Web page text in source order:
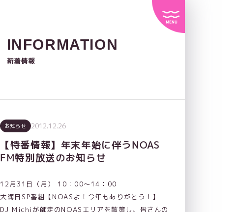
INFORMATION
新着情報
お知らせ 2012.12.26
【特番情報】年末年始に伴うNOAS
FM特別放送のお知らせ
12月31日（月） 10：00～14：00
大晦日SP番組【NOASよ！今年もありがとう！】
DJ Michiが師走のNOASエリアを散策し、皆さんの